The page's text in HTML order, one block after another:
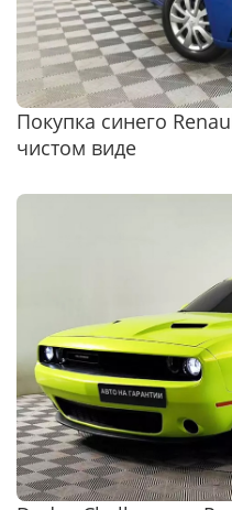
Покупка синего
чистом виде